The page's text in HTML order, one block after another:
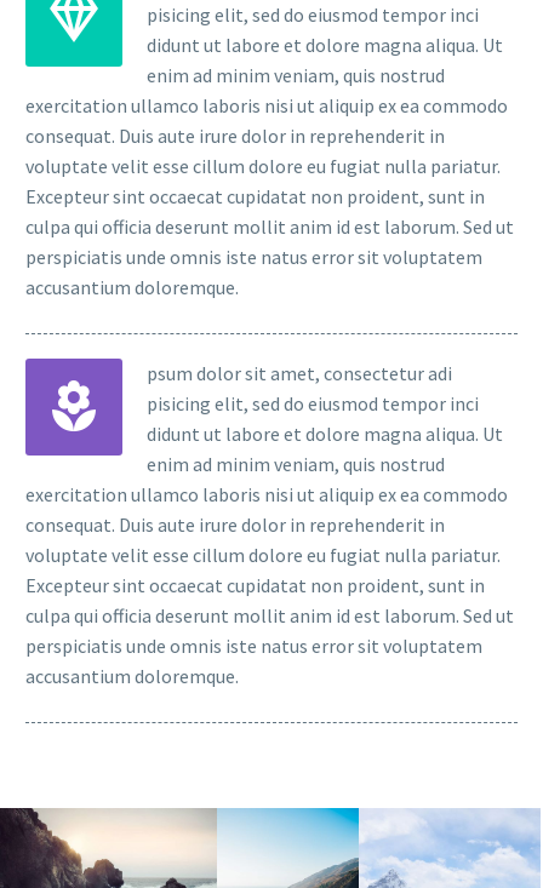
pisicing elit, sed do eiusmod tempor inci
didunt ut labore et dolore magna aliqua. Ut
enim ad minim veniam, quis nostrud
exercitation ullamco laboris nisi ut aliquip ex ea commodo
consequat. Duis aute irure dolor in reprehenderit in
voluptate velit esse cillum dolore eu fugiat nulla pariatur.
Excepteur sint occaecat cupidatat non proident, sunt in
culpa qui officia deserunt mollit anim id est laborum. Sed ut
perspiciatis unde omnis iste natus error sit voluptatem
accusantium doloremque.
psum dolor sit amet, consectetur adi
pisicing elit, sed do eiusmod tempor inci
didunt ut labore et dolore magna aliqua. Ut
enim ad minim veniam, quis nostrud
exercitation ullamco laboris nisi ut aliquip ex ea commodo
consequat. Duis aute irure dolor in reprehenderit in
voluptate velit esse cillum dolore eu fugiat nulla pariatur.
Excepteur sint occaecat cupidatat non proident, sunt in
culpa qui officia deserunt mollit anim id est laborum. Sed ut
perspiciatis unde omnis iste natus error sit voluptatem
accusantium doloremque.